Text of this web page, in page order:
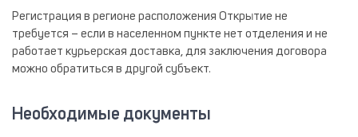
Регистрация в регионе расположения Открытие не
требуется – если в населенном пункте нет отделения и не
работает курьерская доставка, для заключения договора
можно обратиться в другой субъект.
Необходимые документы